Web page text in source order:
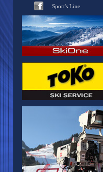
Sport's Line